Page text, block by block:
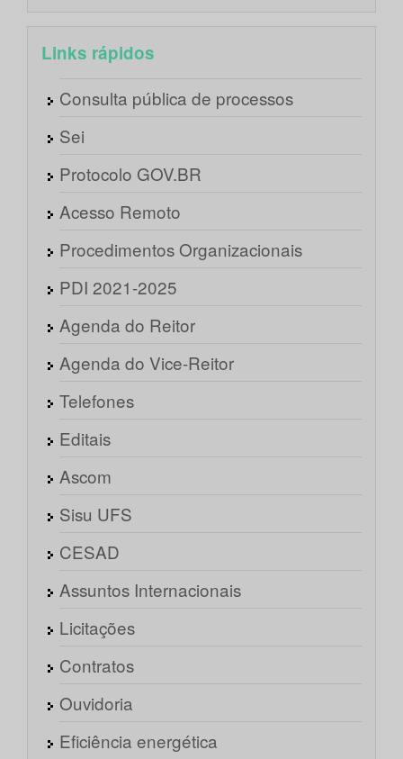
Links rápidos
Consulta pública de processos
Sei
Protocolo GOV.BR
Acesso Remoto
Procedimentos Organizacionais
PDI 2021-2025
Agenda do Reitor
Agenda do Vice-Reitor
Telefones
Editais
Ascom
Sisu UFS
CESAD
Assuntos Internacionais
Licitações
Contratos
Ouvidoria
Eficiência energética